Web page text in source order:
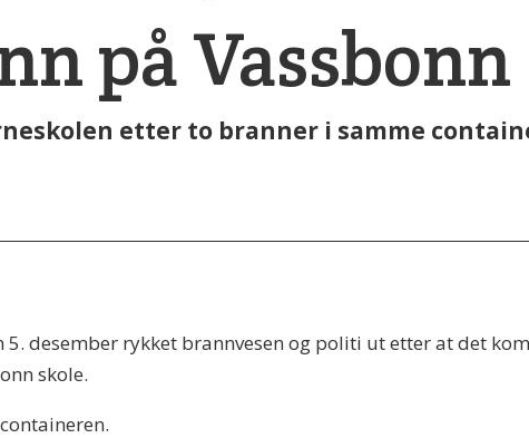
på Vassbonn
etter to branner i samme
desember rykket brannvesen og politi ut etter at det
skole.